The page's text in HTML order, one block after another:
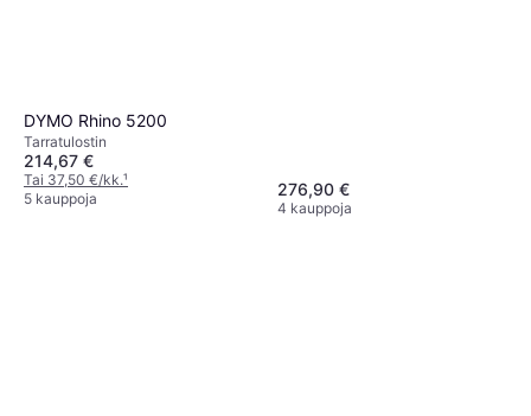
DYMO Rhino 5200
Tarra­tulostin
214,67 €
Tai 37,50 €/kk.¹
5 kauppoja
276,90 €
4 kauppoja